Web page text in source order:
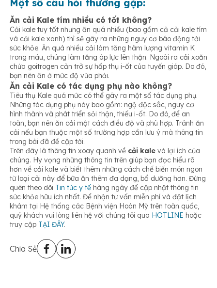
Một số câu hỏi thường gặp:
Ăn cải Kale tím nhiều có tốt không?
Cải kale tuy tốt nhưng ăn quá nhiều (bao gồm cả cải kale tím
và cải kale xanh) thì sẽ gây ra những nguy cơ báo động tới
sức khỏe. Ăn quá nhiều cải làm tăng hàm lượng vitamin K
trong máu, chúng làm tăng áp lực lên thận. Ngoài ra cải xoăn
chứa goitrogen cản trở sự hấp thụ i-ốt của tuyến giáp. Do đó,
bạn nên ăn ở mức độ vừa phải.
Ăn cải Kale có tác dụng phụ nào không?
Tiêu thụ Kale quá mức có thể gây ra một số tác dụng phụ.
Những tác dụng phụ này bao gồm: ngộ độc sắc, nguy cơ
hình thành và phát triển sỏi thận, thiếu i-ốt. Do đó, để an
toàn, bạn nên ăn cải một cách điều độ và phù hợp. Tránh ăn
cải nếu bạn thuộc một số trường hợp cần lưu ý mà thông tin
trong bài đã đề cập tới.
Trên đây là thông tin xoay quanh về cải kale và lợi ích của
chúng. Hy vọng những thông tin trên giúp bạn đọc hiểu rõ
hơn về cải kale và biết thêm những cách chế biến món ngon
từ loại cải này để bữa ăn thêm đa dạng, bổ dưỡng hơn. Đừng
quên theo dõi Tin tức y tế hàng ngày để cập nhật thông tin
sức khỏe hữu ích nhất. Để nhận tư vấn miễn phí và đặt lịch
khám tại Hệ thống các Bệnh viện Hoàn Mỹ trên toàn quốc,
quý khách vui lòng liên hệ với chúng tôi qua HOTLINE hoặc
truy cập TẠI ĐÂY.
Chia Sẻ